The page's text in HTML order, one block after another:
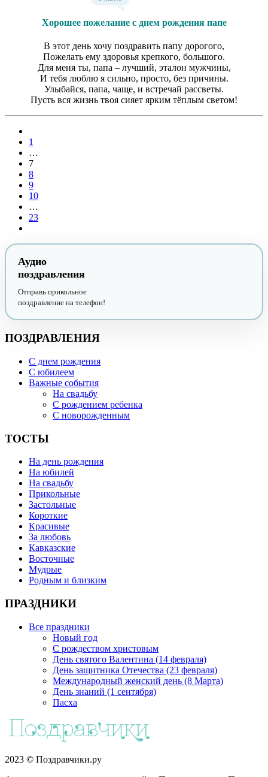
Хорошее пожелание с днем рождения папе
В этот день хочу поздравить папу дорогого,
Пожелать ему здоровья крепкого, большого.
Для меня ты, папа – лучший, эталон мужчины,
И тебя люблю я сильно, просто, без причины.
Улыбайся, папа, чаще, и встречай рассветы.
Пусть вся жизнь твоя сияет ярким тёплым светом!
1
…
7
8
9
10
…
23
Аудио
поздравления
Отправь прикольное
поздравление на телефон!
ПОЗДРАВЛЕНИЯ
С днем рождения
С юбилеем
Важные события
На свадьбу
С рождением ребенка
С новорожденным
ТОСТЫ
На день рождения
На юбилей
На свадьбу
Прикольные
Застольные
Короткие
Красивые
За любовь
Кавказские
Восточные
Мудрые
Родным и близким
ПРАЗДНИКИ
Все праздники
Новый год
С рождеством христовым
День святого Валентина (14 февраля)
День защитника Отечества (23 февраля)
Международный женский день (8 Марта)
День знаний (1 сентября)
Пасха
2023 © Поздравчики.ру